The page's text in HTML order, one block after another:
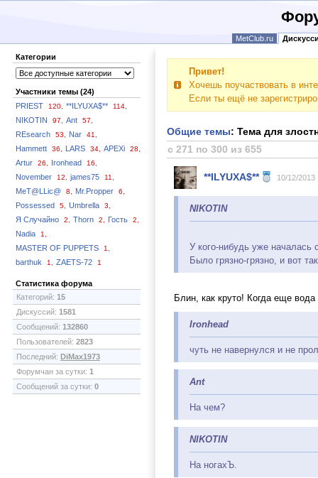
MetClub.ru
Категории
Участники темы (24)
PRIEST
120, **ILYUXA$** 114,
NIKOTIN 97, Ant 57,
REsearch 53, Nar 41,
Hammett 36, LARS 34, APEXi 28,
Artur 26, Ironhead 16,
November 12, james75 11,
MeT@LLic@ 8, Mr.Propper 6,
Possessed 5, Umbrella 3,
Я Случайно 2, Thorn 2, Гость 2,
Nadia 1,
MASTER OF PUPPETS 1,
barthuk 1, ZAETS-72 1
Статистика форума
Категорий: 15
Дискуссий: 1581
Сообщений: 132860
Пользователей: 2823
Последний: DiMax1973
Форумчан за сутки: 1
Сообщений за сутки: 0
Привет!
Хочешь поучаствовать в
Если ты ещё не
Общие темы: Тема для
с 271 по 300 из 655
**ILYUXA$** 10/12/2013
NIKOTIN
У кого-нибудь уже началась
Было грязно-грязно, и вот
Блин, как круто! Когда еще
Ironhead
чуть не навернулся и не
Ant
На чем?
NIKOTIN
На ногахЪ.